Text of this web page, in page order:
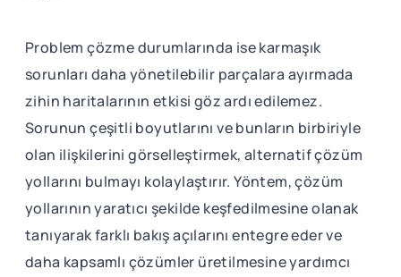
Problem çözme durumlarında ise karmaşık
sorunları daha yönetilebilir parçalara ayırmada
zihin haritalarının etkisi göz ardı edilemez.
Sorunun çeşitli boyutlarını ve bunların birbiriyle
olan ilişkilerini görselleştirmek, alternatif çözüm
yollarını bulmayı kolaylaştırır. Yöntem, çözüm
yollarının yaratıcı şekilde keşfedilmesine olanak
tanıyarak farklı bakış açılarını entegre eder ve
daha kapsamlı çözümler üretilmesine yardımcı